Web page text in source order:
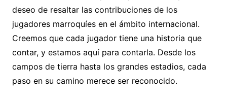
deseo de resaltar las contribuciones de los
jugadores marroquíes en el ámbito internacional.
Creemos que cada jugador tiene una historia que
contar, y estamos aquí para contarla. Desde los
campos de tierra hasta los grandes estadios, cada
paso en su camino merece ser reconocido.